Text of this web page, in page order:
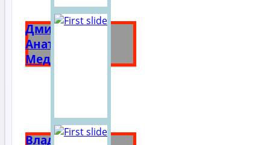
Дмитрий
Анатольевич
Медведев
Владимир